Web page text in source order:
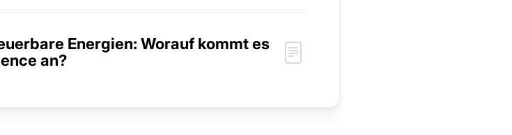
Energien: Worauf kommt es
an?